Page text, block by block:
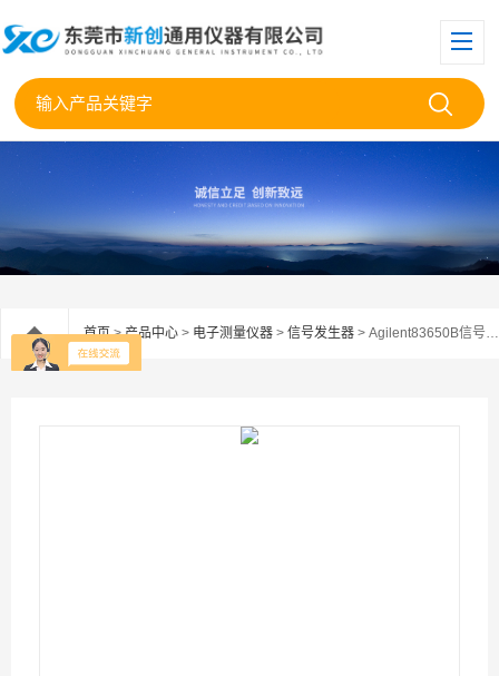
首页>产品中心 > 电子测量仪器 > 信号发生器 > Agilent83650B信号发生器